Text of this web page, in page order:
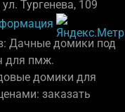
Тургенева, 109
Дачные домики под
для пмж.
домики для
заказать